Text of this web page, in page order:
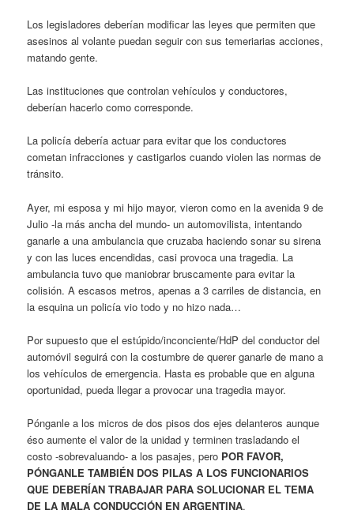
Los legisladores deberían modificar las leyes que permiten que
asesinos al volante puedan seguir con sus temeriarias acciones,
matando gente.
Las instituciones que controlan vehículos y conductores,
deberían hacerlo como corresponde.
La policía debería actuar para evitar que los conductores
cometan infracciones y castigarlos cuando violen las normas de
tránsito.
Ayer, mi esposa y mi hijo mayor, vieron como en la avenida 9 de
Julio -la más ancha del mundo- un automovilista, intentando
ganarle a una ambulancia que cruzaba haciendo sonar su sirena
y con las luces encendidas, casi provoca una tragedia. La
ambulancia tuvo que maniobrar bruscamente para evitar la
colisión. A escasos metros, apenas a 3 carriles de distancia, en
la esquina un policía vio todo y no hizo nada…
Por supuesto que el estúpido/inconciente/HdP del conductor del
automóvil seguirá con la costumbre de querer ganarle de mano a
los vehículos de emergencia. Hasta es probable que en alguna
oportunidad, pueda llegar a provocar una tragedia mayor.
Pónganle a los micros de dos pisos dos ejes delanteros aunque
éso aumente el valor de la unidad y terminen trasladando el
costo -sobrevaluando- a los pasajes, pero POR FAVOR,
PÓNGANLE TAMBIÉN DOS PILAS A LOS FUNCIONARIOS
QUE DEBERÍAN TRABAJAR PARA SOLUCIONAR EL TEMA
DE LA MALA CONDUCCIÓN EN ARGENTINA.